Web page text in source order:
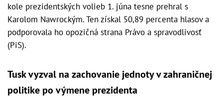
kole prezidentských volieb 1. júna tesne prehral s
Karolom Nawrockým. Ten získal 50,89 percenta hlasov a
podporovala ho opozičná strana Právo a spravodlivosť
(PiS).
Tusk vyzval na zachovanie jednoty v zahraničnej
politike po výmene prezidenta